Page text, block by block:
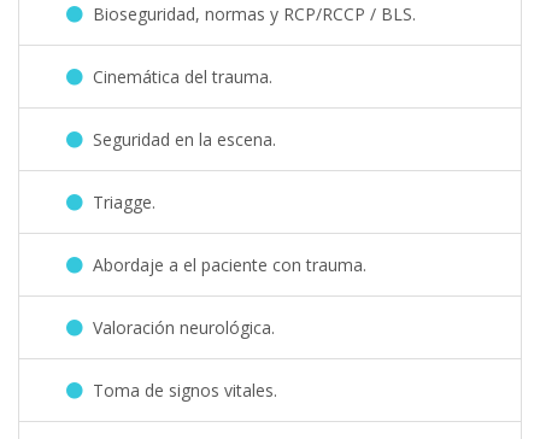
Bioseguridad, normas y RCP/RCCP / BLS.
Cinemática del trauma.
Seguridad en la escena.
Triagge.
Abordaje a el paciente con trauma.
Valoración neurológica.
Toma de signos vitales.